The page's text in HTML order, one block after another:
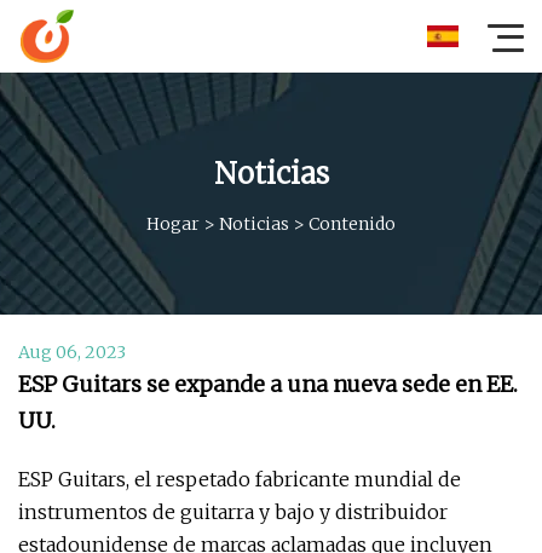
Noticias
Hogar > Noticias > Contenido
Aug 06, 2023
ESP Guitars se expande a una nueva sede en EE.
UU.
ESP Guitars, el respetado fabricante mundial de
instrumentos de guitarra y bajo y distribuidor
estadounidense de marcas aclamadas que incluyen